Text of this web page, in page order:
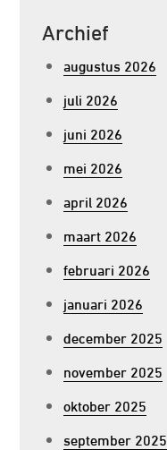
Archief
augustus 2026
juli 2026
juni 2026
mei 2026
april 2026
maart 2026
februari 2026
januari 2026
december 2025
november 2025
oktober 2025
september 2025